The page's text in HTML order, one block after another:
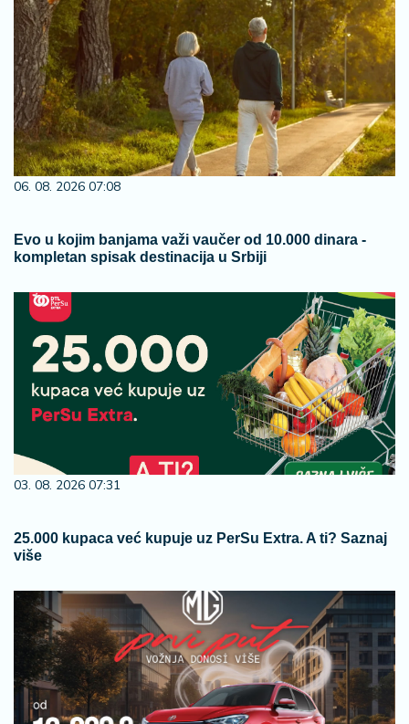
06. 08. 2026 07:08
Evo u kojim banjama važi vaučer od 10.000 dinara -
kompletan spisak destinacija u Srbiji
03. 08. 2026 07:31
25.000 kupaca već kupuje uz PerSu Extra. A ti? Saznaj
više